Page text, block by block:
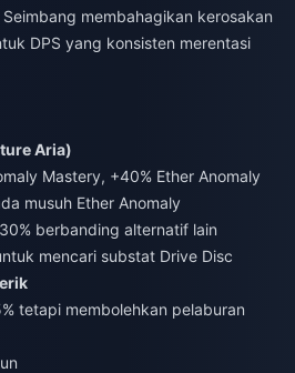
membahagikan kerosakan
DPS yang konsisten merentasi
Aria)
Mastery, +40% Ether Anomaly
musuh Ether Anomaly
berbanding alternatif lain
mencari substat Drive Disc
tetapi membolehkan pelaburan